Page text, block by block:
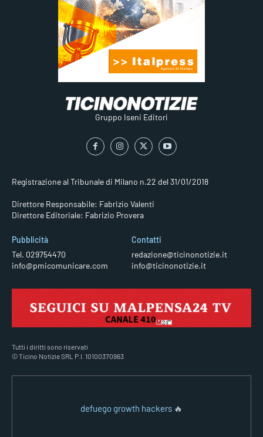
Gruppo Iseni Editori
Registrazione al Tribunale di Milano n.22 del 31/01/2018
Direttore Responsabile: Fabrizio Valenti
Direttore Editoriale: Fabrizio Provera
Pubblicità
Tel. 029754470
info@pmicomunicare.com
Contatti
redazione@ticinonotizie.it
info@ticinonotizie.it
Tutti i diritti sono riservati
© Ticino Notizie SRL P.I. 10100370963
defuego growth hackers 🔥